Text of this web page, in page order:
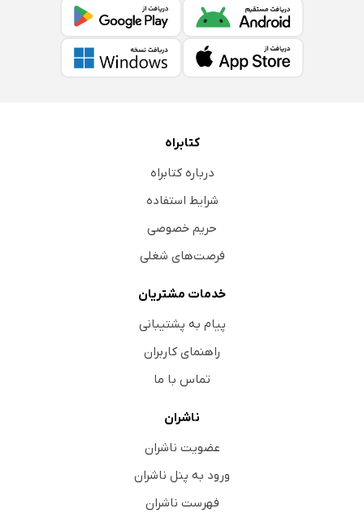
کتابراه
درباره کتابراه
شرایط استفاده
حریم خصوصی
فرصت‌های شغلی
خدمات مشتریان
پیام به پشتیبانی
راهنمای کاربران
تماس با ما
ناشران
عضویت ناشران
ورود به پنل ناشران
فهرست ناشران